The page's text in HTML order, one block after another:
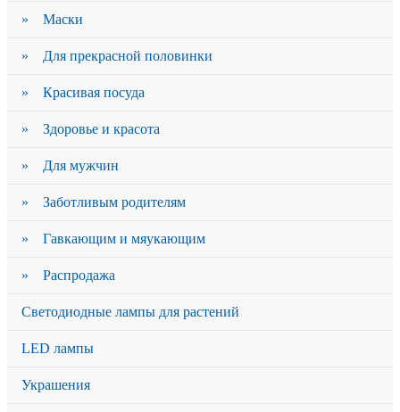
» Маски
» Для прекрасной половинки
» Красивая посуда
» Здоровье и красота
» Для мужчин
» Заботливым родителям
» Гавкающим и мяукающим
» Распродажа
Светодиодные лампы для растений
LED лампы
Украшения